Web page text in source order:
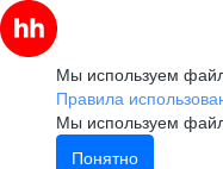
Мы используем
Правила
Мы используем
Понятно